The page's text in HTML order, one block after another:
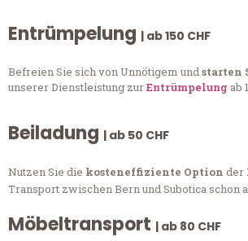
Entrümpelung | ab 150 CHF
Befreien Sie sich von Unnötigem undstarten
unserer Dienstleistung zurEntrümpelung ab
Beiladung | ab 50 CHF
Nutzen Sie die kosteneffiziente Option der
Transport zwischen Bern und Subotica schon
Möbeltransport | ab 80 CHF